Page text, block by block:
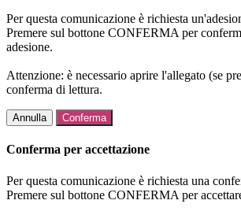
Per questa comunicazione è richiesta
Premere sul bottone CONFERMA per
adesione.
Attenzione: è necessario aprire l'allegato (se
conferma di lettura.
Annulla Conferma
Conferma per accettazione
Per questa comunicazione è richiesta una
Premere sul bottone CONFERMA per